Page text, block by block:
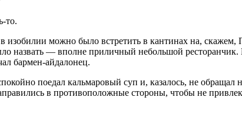
то.
можно было встретить в кантинах на, скажем,
назвать — вполне приличный небольшой
бармен-айдалонец.
поедал кальмаровый суп и, казалось, не обращал
в противоположные стороны, чтобы не